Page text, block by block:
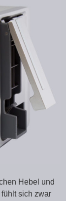
Hebel und
sich zwar